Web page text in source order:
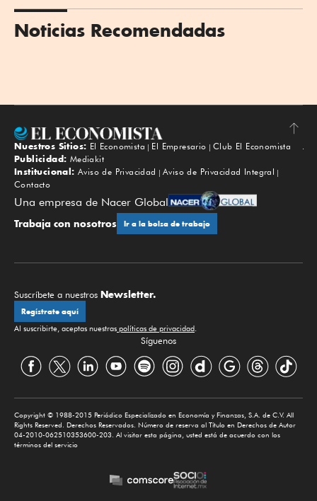
Noticias Recomendadas
Subir
Nuestros Sitios: El Economista El Empresario
Club El Economista
Publicidad: Mediakit
Institucional: Aviso de Privacidad
Aviso de Privacidad Integral
Contacto
Una empresa de Nacer Global
Trabaja con nosotros Ir a la bolsa de trabajo
Suscríbete a nuestros Newsletter.
Regístrate aquí
Al suscribirte, aceptas nuestras políticas de privacidad.
Síguenos
Copyright © 1988-2015 Periódico Especializado en Economía y Finanzas, S.A. de C.V. All
Rights Reserved. Derechos Reservados. Número de reserva al Título en Derechos de Autor
04-2010-062510353600-203. Al visitar esta página, usted está de acuerdo con los
términos del servicio